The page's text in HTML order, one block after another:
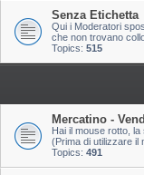
Senza Etichetta
Qui i Moderatori
che non trovano
Topics: 515
Mercatino -
Hai il mouse rotto,
(Prima di utilizzare il
Topics: 491